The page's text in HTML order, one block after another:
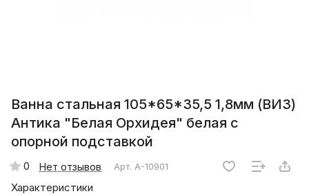
Ванна стальная 105*65*35,5 1,8мм (ВИЗ)
Антика "Белая Орхидея" белая с
опорной подставкой
0 Нет отзывов Арт. А-10901
Характеристики